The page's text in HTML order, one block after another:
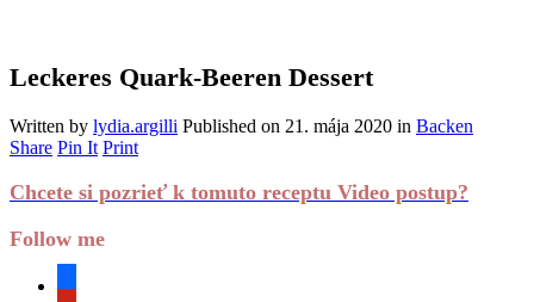
Leckeres Quark-Beeren Dessert
Written by lydia.argilli Published on 21. mája 2020 in Backen
Share Pin It Print
Chcete si pozrieť k tomuto receptu Video postup?
Follow me